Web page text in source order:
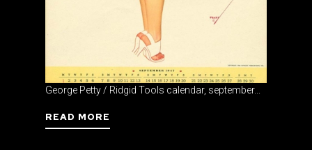
George Petty / Ridgid Tools calendar, september...
READ MORE